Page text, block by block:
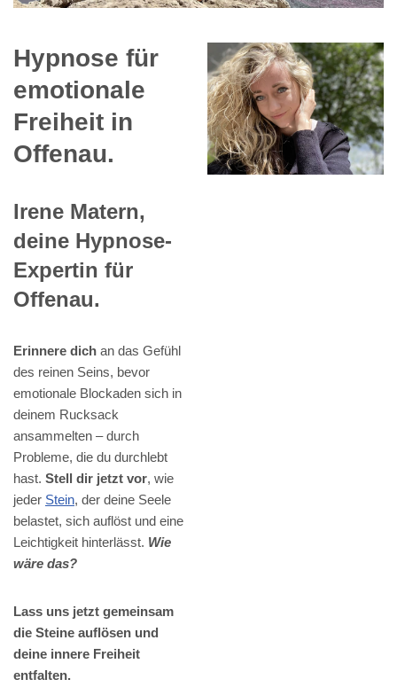
Hypnose für
emotionale
Freiheit in
Offenau.
Irene Matern,
deine Hypnose-
Expertin für
Offenau.
Erinnere dich an das Gefühl
des reinen Seins, bevor
emotionale Blockaden sich in
deinem Rucksack
ansammelten – durch
Probleme, die du durchlebt
hast. Stell dir jetzt vor, wie
jeder Stein, der deine Seele
belastet, sich auflöst und eine
Leichtigkeit hinterlässt. Wie
wäre das?
Lass uns jetzt gemeinsam
die Steine auflösen und
deine innere Freiheit
entfalten.